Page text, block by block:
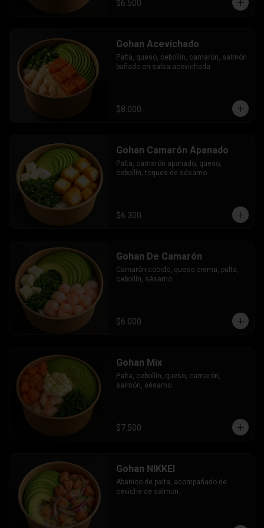
$6.500
Gohan Acevichado
Palta, queso, cebollín, camarón, salmón
bañado en salsa acevichada.
$8.000
Gohan Camarón Apanado
Palta, camarón apanado, queso,
cebollín, toques de sésamo.
$6.300
Gohan De Camarón
Camarón cocido, queso crema, palta,
cebollín, sésamo.
$6.000
Gohan Mix
Palta, cebollín, queso, camarón,
salmón, sésamo.
$7.500
Gohan NIKKEI
Abanico de palta, acompañado de
ceviche de salmon.